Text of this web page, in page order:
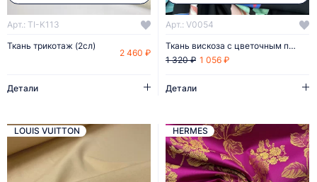
Арт.: TI-K113
Ткань трикотаж (2сл)
2 460 ₽
Детали
Арт.: V0054
Ткань вискоза с цветочным принтом
1 056 ₽
1 320 ₽
Детали
LOUIS VUITTON HERMES